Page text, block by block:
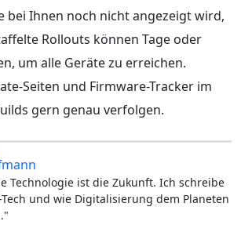
bei Ihnen noch nicht angezeigt wird,
Rollouts können Tage oder
um alle Geräte zu erreichen.
Seiten und Firmware-Tracker im
gern genau verfolgen.
Technologie ist die Zukunft. Ich schreibe
und wie Digitalisierung dem Planeten